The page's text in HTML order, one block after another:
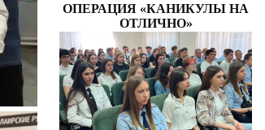
ОПЕРАЦИЯ «КАНИКУЛЫ НА
ОТЛИЧНО»